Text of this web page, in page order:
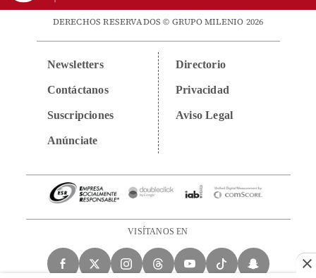
DERECHOS RESERVADOS © GRUPO MILENIO 2026
Newsletters
Contáctanos
Suscripciones
Anúnciate
Directorio
Privacidad
Aviso Legal
VISÍTANOS EN